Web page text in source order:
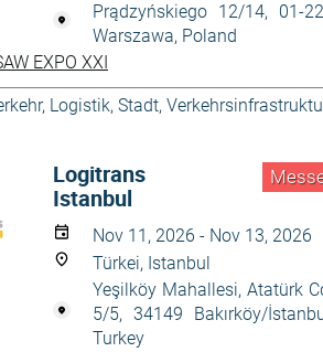
Prądzyńskiego 12/14, 01-
Warszawa, Poland
EXPO XXI
Logistik, Stadt,
Logitrans
Istanbul
Nov 11, 2026 - Nov 13, 2026
Türkei, Istanbul
Yeşilköy Mahallesi, Atatürk
5/5, 34149 Bakırköy/
Turkey